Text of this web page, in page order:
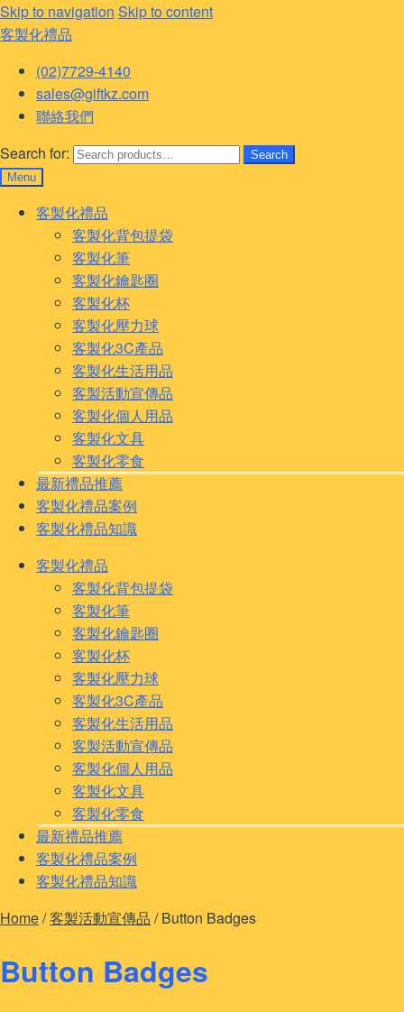
Skip to navigation Skip to content
客製化禮品
(02)7729-4140
sales@giftkz.com
聯絡我們
Search for:
Search
Menu
客製化禮品
客製化背包提袋
客製化筆
客製化鑰匙圈
客製化杯
客製化壓力球
客製化3C產品
客製化生活用品
客製活動宣傳品
客製化個人用品
客製化文具
客製化零食
最新禮品推薦
客製化禮品案例
客製化禮品知識
客製化禮品
客製化背包提袋
客製化筆
客製化鑰匙圈
客製化杯
客製化壓力球
客製化3C產品
客製化生活用品
客製活動宣傳品
客製化個人用品
客製化文具
客製化零食
最新禮品推薦
客製化禮品案例
客製化禮品知識
Home/客製活動宣傳品 /Button Badges
Button Badges